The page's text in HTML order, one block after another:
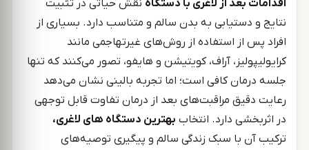
اقدامات بعد از لاغری با دستگاه نقش حیاتی در تثبیت
نتایج و دستیابی به بدن سالم و متناسب دارد. بسیاری از
افراد پس از استفاده از روش‌های غیرتهاجمی مانند
کرایولیپولیز، آر‌اف، کویتیشن و هایفو، تصور می‌کنند که تنها
جلسه درمان کافی است؛ اما تجربه بالینی نشان می‌دهد
رعایت دقیق مراقبت‌های بعد از درمان تفاوت قابل توجهی
در اثربخشی دارد. انتخاب بهترین دستگاه های لاغری،
ترکیب آن با سبک زندگی سالم و پیگیری توصیه‌های